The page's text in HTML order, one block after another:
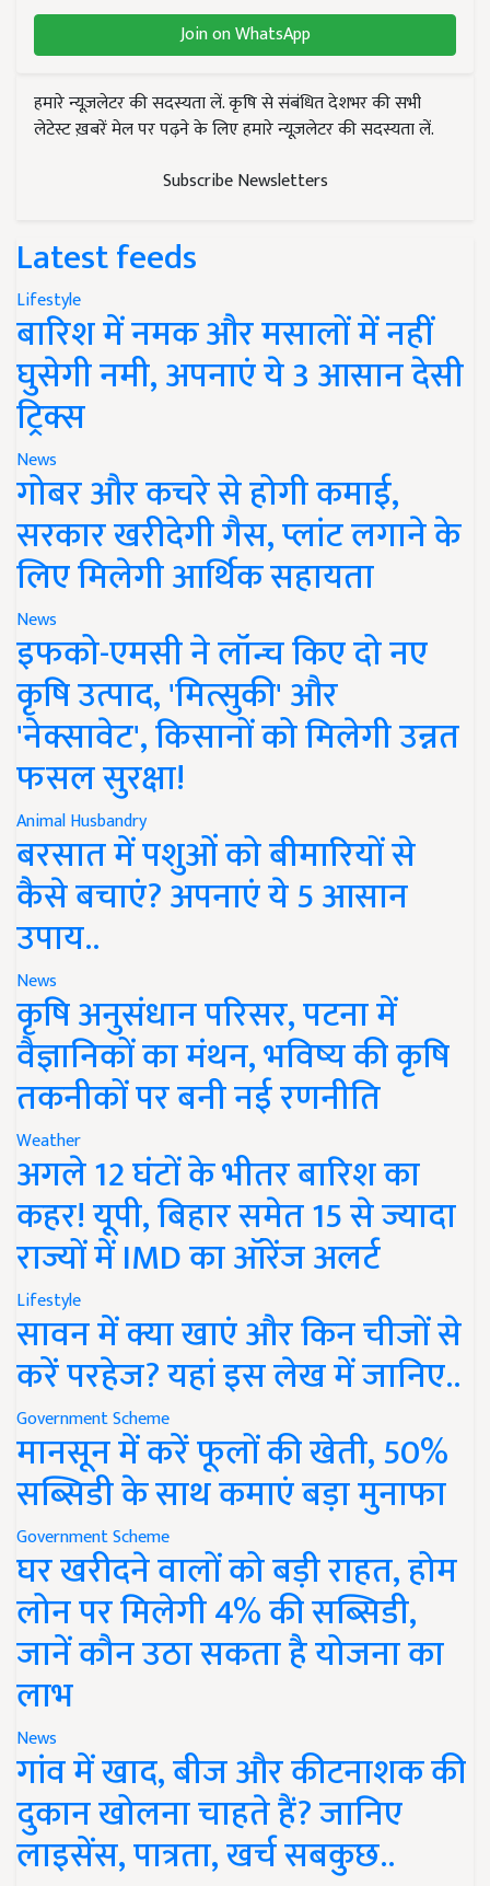
Join on WhatsApp
हमारे न्यूज़लेटर की सदस्यता लें. कृषि से संबंधित देशभर की सभी
लेटेस्ट ख़बरें मेल पर पढ़ने के लिए हमारे न्यूज़लेटर की सदस्यता लें.
Subscribe Newsletters
Latest feeds
Lifestyle
बारिश में नमक और मसालों में नहीं
घुसेगी नमी, अपनाएं ये 3 आसान देसी
ट्रिक्स
News
गोबर और कचरे से होगी कमाई,
सरकार खरीदेगी गैस, प्लांट लगाने के
लिए मिलेगी आर्थिक सहायता
News
इफको-एमसी ने लॉन्च किए दो नए
कृषि उत्पाद, 'मित्सुकी' और
'नेक्सावेट', किसानों को मिलेगी उन्नत
फसल सुरक्षा!
Animal Husbandry
बरसात में पशुओं को बीमारियों से
कैसे बचाएं? अपनाएं ये 5 आसान
उपाय..
News
कृषि अनुसंधान परिसर, पटना में
वैज्ञानिकों का मंथन, भविष्य की कृषि
तकनीकों पर बनी नई रणनीति
Weather
अगले 12 घंटों के भीतर बारिश का
कहर! यूपी, बिहार समेत 15 से ज्यादा
राज्यों में IMD का ऑरेंज अलर्ट
Lifestyle
सावन में क्या खाएं और किन चीजों से
करें परहेज? यहां इस लेख में जानिए..
Government Scheme
मानसून में करें फूलों की खेती, 50%
सब्सिडी के साथ कमाएं बड़ा मुनाफा
Government Scheme
घर खरीदने वालों को बड़ी राहत, होम
लोन पर मिलेगी 4% की सब्सिडी,
जानें कौन उठा सकता है योजना का
लाभ
News
गांव में खाद, बीज और कीटनाशक की
दुकान खोलना चाहते हैं? जानिए
लाइसेंस, पात्रता, खर्च सबकुछ..